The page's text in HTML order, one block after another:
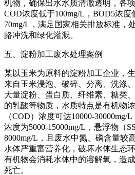
机物，确保出水水质清澈透明，各
COD浓度低于100mg/L，BOD5浓度
70mg/L，满足国家相关排放标准，
路冲洗和绿化灌溉。
五、淀粉加工废水处理案例
某以玉米为原料的淀粉加工企业，
来自玉米浸泡、破碎、分离、洗涤
大量淀粉、蛋白质、纤维素、糖类
的乳酸等物质，水质特点是有机物
（COD）浓度可达10000-30000mg/
浓度为5000-15000mg/L，悬浮物（
8000mg/L，且废水中氮、磷含量较
水体严重富营养化，破坏水体生态
有机物会消耗水体中的溶解氧，造
死亡。